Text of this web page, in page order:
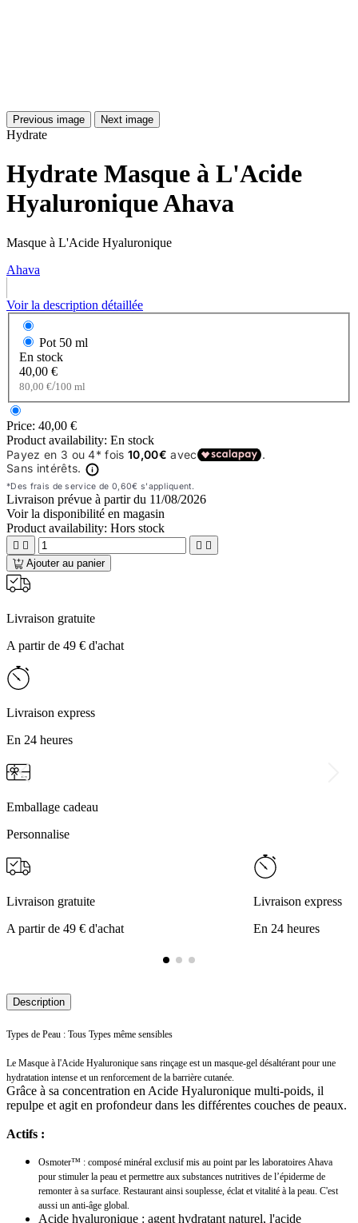
Previous image Next image
Hydrate
Hydrate Masque à L'Acide
Hyaluronique Ahava
Masque à L'Acide Hyaluronique
Ahava
Voir la description détaillée
Pot 50 ml
En stock
40,00 €
80,00 €/100 ml
Price: 40,00 €
Product availability: En stock
Livraison prévue à partir du 11/08/2026
Voir la disponibilité en magasin
Product availability: Hors stock
   
Ajouter au panier
Livraison gratuite
A partir de 49 € d'achat
Livraison express
En 24 heures
Emballage cadeau
Personnalise
Livraison gratuite
A partir de 49 € d'achat
Livraison express
En 24 heures
Description
Types de Peau : Tous Types même sensibles
Le Masque à l'Acide Hyaluronique sans rinçage est un masque-gel désaltérant pour une
hydratation intense et un renforcement de la barrière cutanée.
Grâce à sa concentration en Acide Hyaluronique multi-poids, il
repulpe et agit en profondeur dans les différentes couches de peaux.
Actifs :
Osmoter™ : composé minéral exclusif mis au point par les laboratoires Ahava
pour stimuler la peau et permettre aux substances nutritives de l’épiderme de
remonter à sa surface. Restaurant ainsi souplesse, éclat et vitalité à la peau. C'est
aussi un anti-âge global.
Acide hyaluronique : agent hydratant naturel, l'acide